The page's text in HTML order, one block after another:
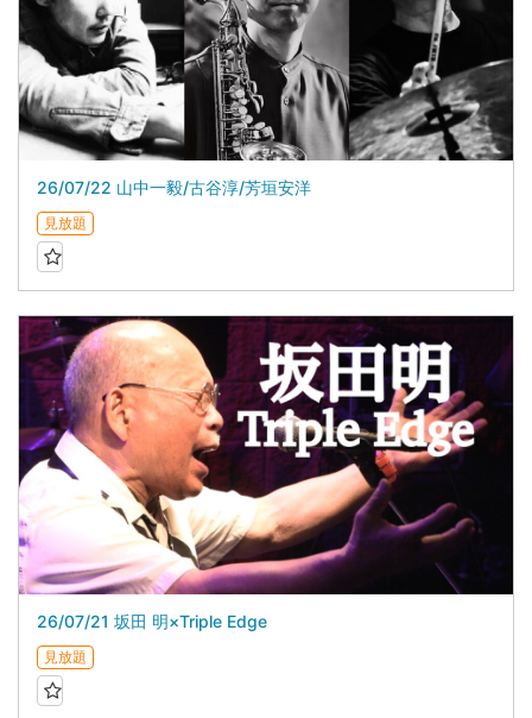
26/07/22 山中一毅/古谷淳/芳垣安洋
見放題
26/07/21 坂田 明×Triple Edge
見放題